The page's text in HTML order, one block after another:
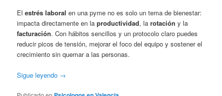
Elestrés laboral en una pyme no es solo un tema de bienestar:
impacta directamente en laproductividad, larotación y la
facturación. Con hábitos sencillos y un protocolo claro puedes
reducir picos de tensión, mejorar el foco del equipo y sostener el
crecimiento sin quemar a las personas.
Sigue leyendo →